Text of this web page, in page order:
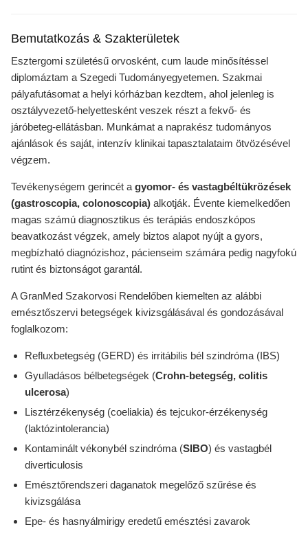
Bemutatkozás & Szakterületek
Esztergomi születésű orvosként, cum laude minősítéssel
diplomáztam a Szegedi Tudományegyetemen. Szakmai
pályafutásomat a helyi kórházban kezdtem, ahol jelenleg is
osztályvezető-helyettesként veszek részt a fekvő- és
járóbeteg-ellátásban. Munkámat a naprakész tudományos
ajánlások és saját, intenzív klinikai tapasztalataim ötvözésével
végzem.
Tevékenységem gerincét a gyomor- és vastagbéltükrözések
(gastroscopia, colonoscopia) alkotják. Évente kiemelkedően
magas számú diagnosztikus és terápiás endoszkópos
beavatkozást végzek, amely biztos alapot nyújt a gyors,
megbízható diagnózishoz, pácienseim számára pedig nagyfokú
rutint és biztonságot garantál.
A GranMed Szakorvosi Rendelőben kiemelten az alábbi
emésztőszervi betegségek kivizsgálásával és gondozásával
foglalkozom:
Refluxbetegség (GERD) és irritábilis bél szindróma (IBS)
Gyulladásos bélbetegségek (Crohn-betegség, colitis
ulcerosa)
Lisztérzékenység (coeliakia) és tejcukor-érzékenység
(laktózintolerancia)
Kontaminált vékonybél szindróma (SIBO) és vastagbél
diverticulosis
Emésztőrendszeri daganatok megelőző szűrése és
kivizsgálása
Epe- és hasnyálmirigy eredetű emésztési zavarok